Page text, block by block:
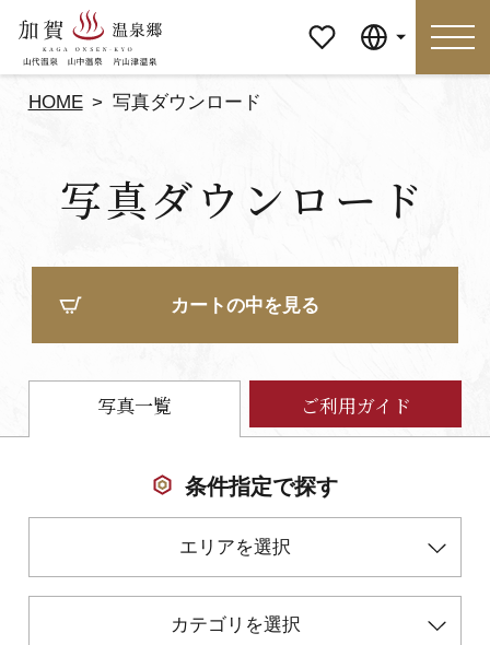
ージ
おみやげ イベント
アクセス
初めての加賀温泉郷
加賀に泊まって！北陸巡り♪
HOME 写真ダウンロード
写真ダウンロード
写真一覧 ご利用ガイド
カートの中を見る
条件指定で探す
エリアを選択
カテゴリを選択